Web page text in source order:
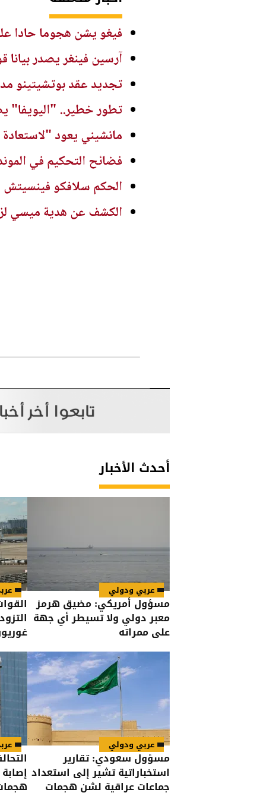
فيغو يشن هجوما حادا
آرسين فينغر يصدر
تجديد عقد بوتشيتينو
تطور خطير.. "اليويفا"
مانشيني يعود "لاستعادة
فضائح التحكيم في
الحكم سلافكو فينسيتش
الكشف عن هدية ميسي
أحدث الأخبار
عربي ودولي
مسؤول أمريكي: مضيق هرمز
معبر دولي ولا تسيطر أي جهة
على ممراته
عربي ودولي
مسؤول سعودي: تقارير
استخباراتية تشير إلى استعداد
جماعات عراقية لشن هجمات